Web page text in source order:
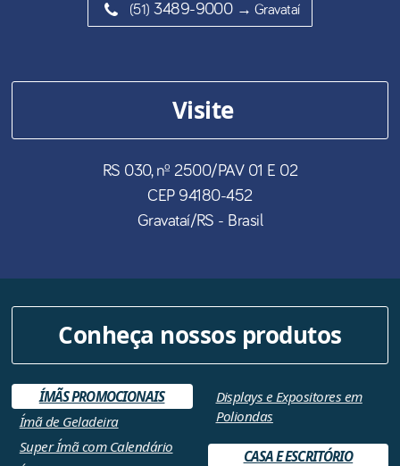
(51) 3489-9000 → Gravataí
Visite
RS 030, nº 2500/PAV 01 E 02
CEP 94180-452
Gravataí/RS - Brasil
Conheça nossos produtos
ÍMÃS PROMOCIONAIS
Ímã de Geladeira
Super Ímã com Calendário
Displays e Expositores em
Poliondas
CASA E ESCRITÓRIO